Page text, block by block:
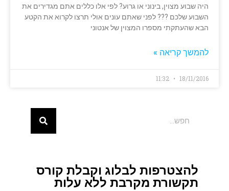
היה שבוע מצוין, בינוני או גרוע? לפי אלו כללים אתם מגדירים את
השבוע שלכם ??? לפני שאתם עונים אולי תרצו לקרוא את הקטע
הבא שהעתקתי מספרו המצוין של אנטוני
להמשך קריאה »
18/11/2016
להצטרפות לבלוג וקבלת קורס
תקשורת מקרבת ללא עלות